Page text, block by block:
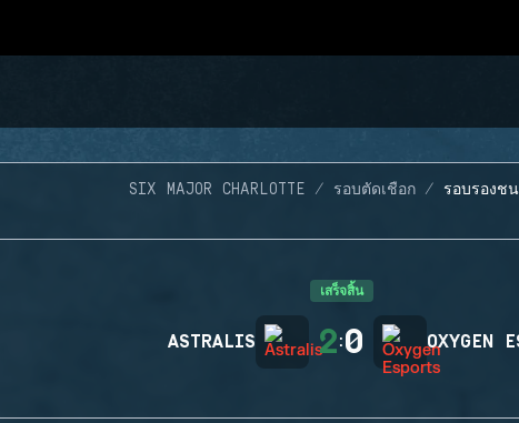
SIX MAJOR CHARLOTTE รอบตัดเชือก รอบรองช
เสร็จสิ้น
ASTRALIS 2:0 OXYGEN